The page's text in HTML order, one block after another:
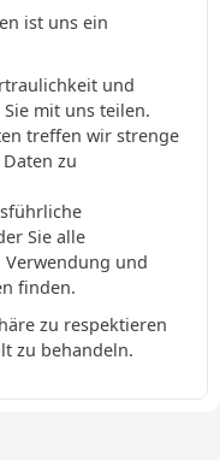
ist uns ein
und
mit uns teilen.
treffen wir strenge
zu
Sie alle
und
finden.
zu respektieren
zu behandeln.